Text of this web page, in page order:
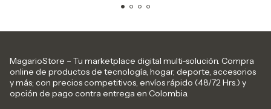
MagarioStore – Tu marketplace digital multi-solución. Compra
online de productos de tecnología, hogar, deporte, accesorios
y más; con precios competitivos, envíos rápido (48/72 Hrs.) y
opción de pago contra entrega en Colombia.